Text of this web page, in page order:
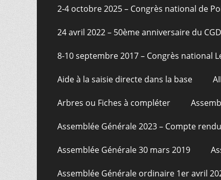
2-4 octobre 2025 – Congrès national de
24 avril 2022 – 50ème anniversaire du
8-10 septembre 2017 – Congrès national
Aide à la saisie directe dans la base
Arbres ou Fiches à compléter
Assemblée Générale 2023 – Compte rendu
Assemblée Générale 30 mars 2019
Assemblée Générale ordinaire 1er avril